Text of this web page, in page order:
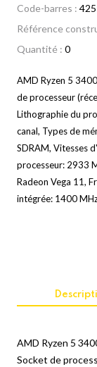
Code-barres :
Référence
Quantité : 0
AMD Ryzen 5
de processeur
Lithographie du
canal, Types de
SDRAM, Vitesses
processeur: 2933
Radeon Vega 11,
intégrée: 1400
AMD Ryzen 5
Socket de